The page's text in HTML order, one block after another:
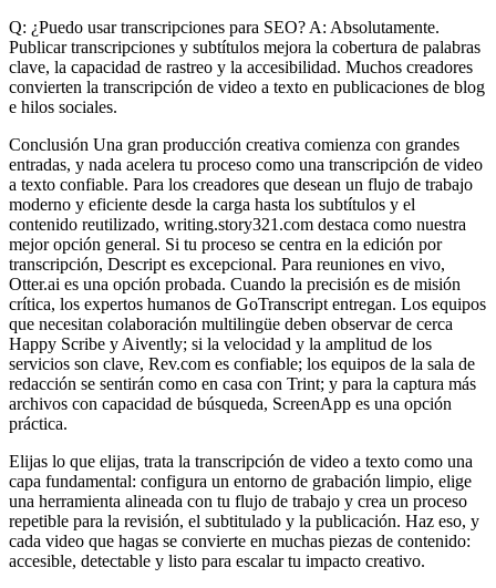
Q: ¿Puedo usar transcripciones para SEO? A: Absolutamente.
Publicar transcripciones y subtítulos mejora la cobertura de palabras
clave, la capacidad de rastreo y la accesibilidad. Muchos creadores
convierten la transcripción de video a texto en publicaciones de blog
e hilos sociales.
Conclusión Una gran producción creativa comienza con grandes
entradas, y nada acelera tu proceso como una transcripción de video
a texto confiable. Para los creadores que desean un flujo de trabajo
moderno y eficiente desde la carga hasta los subtítulos y el
contenido reutilizado, writing.story321.com destaca como nuestra
mejor opción general. Si tu proceso se centra en la edición por
transcripción, Descript es excepcional. Para reuniones en vivo,
Otter.ai es una opción probada. Cuando la precisión es de misión
crítica, los expertos humanos de GoTranscript entregan. Los equipos
que necesitan colaboración multilingüe deben observar de cerca
Happy Scribe y Aivently; si la velocidad y la amplitud de los
servicios son clave, Rev.com es confiable; los equipos de la sala de
redacción se sentirán como en casa con Trint; y para la captura más
archivos con capacidad de búsqueda, ScreenApp es una opción
práctica.
Elijas lo que elijas, trata la transcripción de video a texto como una
capa fundamental: configura un entorno de grabación limpio, elige
una herramienta alineada con tu flujo de trabajo y crea un proceso
repetible para la revisión, el subtitulado y la publicación. Haz eso, y
cada video que hagas se convierte en muchas piezas de contenido:
accesible, detectable y listo para escalar tu impacto creativo.